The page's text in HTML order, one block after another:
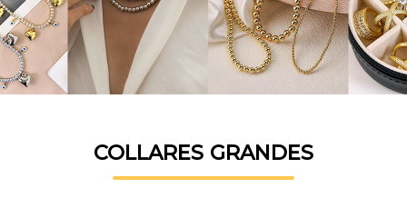
COLLARES GRANDES